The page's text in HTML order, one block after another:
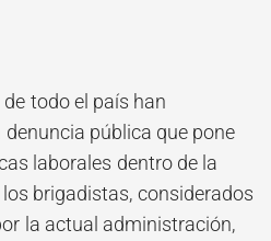
todo el país han
pública que pone
laborales dentro de la
brigadistas, considerados
la actual administración,